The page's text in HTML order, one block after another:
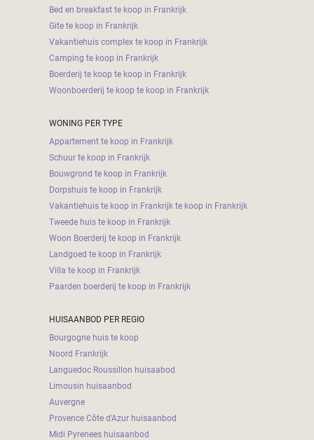
Bed en breakfast te koop in Frankrijk
Gite te koop in Frankrijk
Vakantiehuis complex te koop in Frankrijk
Camping te koop in Frankrijk
Boerderij te koop te koop in Frankrijk
Woonboerderij te koop te koop in Frankrijk
WONING PER TYPE
Appartement te koop in Frankrijk
Schuur te koop in Frankrijk
Bouwgrond te koop in Frankrijk
Dorpshuis te koop in Frankrijk
Vakantiehuis te koop in Frankrijk te koop in Frankrijk
Tweede huis te koop in Frankrijk
Woon Boerderij te koop in Frankrijk
Landgoed te koop in Frankrijk
Villa te koop in Frankrijk
Paarden boerderij te koop in Frankrijk
HUISAANBOD PER REGIO
Bourgogne huis te koop
Noord Frankrijk
Languedoc Roussillon huisaabod
Limousin huisaanbod
Auvergne
Provence Côte d'Azur huisaanbod
Midi Pyrenees huisaanbod